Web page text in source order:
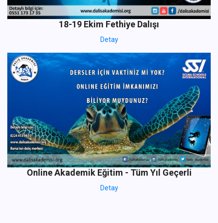
18-19 Ekim Fethiye Dalışı
Detay
Online Akademik Eğitim - Tüm Yıl Geçerli
Detay